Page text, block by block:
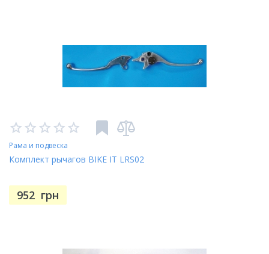
Рама и подвеска
Комплект рычагов BIKE IT LRS02
952 грн